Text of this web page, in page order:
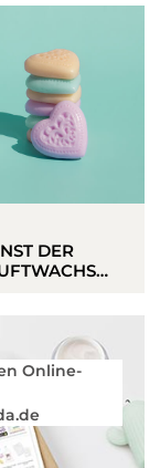
FÜR
DER
Online-